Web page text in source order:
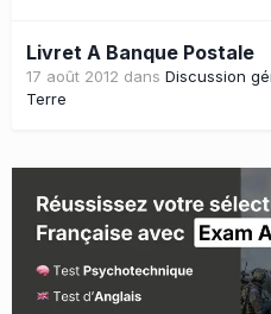
Livret A Banque Postale
17 août 2012 dans Discussion
Terre